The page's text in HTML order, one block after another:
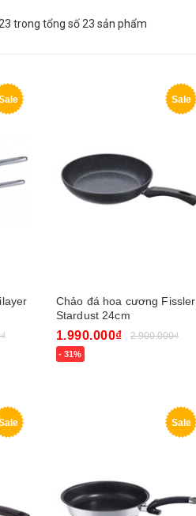
trong tổng số 23 sản phẩm
Sale
Chảo đá hoa cương Fissler
Stardust 24cm
1.990.000₫ 2.900.000₫
- 31%
Sale